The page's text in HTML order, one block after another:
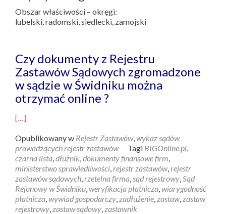
Obszar właściwości – okręgi:
lubelski, radomski, siedlecki, zamojski
Czy dokumenty z Rejestru
Zastawów Sądowych zgromadzone
w sądzie w Świdniku można
otrzymać online ?
[…]
Opublikowany w Rejestr Zastawów,wykaz sądów
prowadzących rejestr zastawów
Tagi BIGOnline.pl,
czarna lista,dłużnik,dokumenty finansowe firm,
ministerstwo sprawiedliwości,rejestr zastawów,rejestr
zastawów sądowych,rzetelna firma,sąd rejestrowy,Sąd
Rejonowy w Świdniku,weryfikacja płatnicza,wiarygodność
płatnicza,wywiad gospodarczy,zadłużenie,zastaw,zastaw
rejestrowy,zastaw sądowy,zastawnik